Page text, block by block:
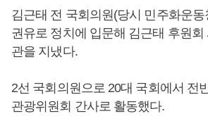
김근태 전 국회의원(당시 민주화운동
권유로 정치에 입문해 김근태 후원
관을 지냈다.
2선 국회의원으로 20대 국회에서 전
관광위원회 간사로 활동했다.